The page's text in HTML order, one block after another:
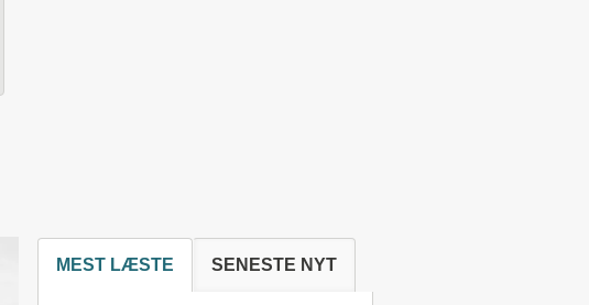
MEST LÆSTE SENESTE NYT